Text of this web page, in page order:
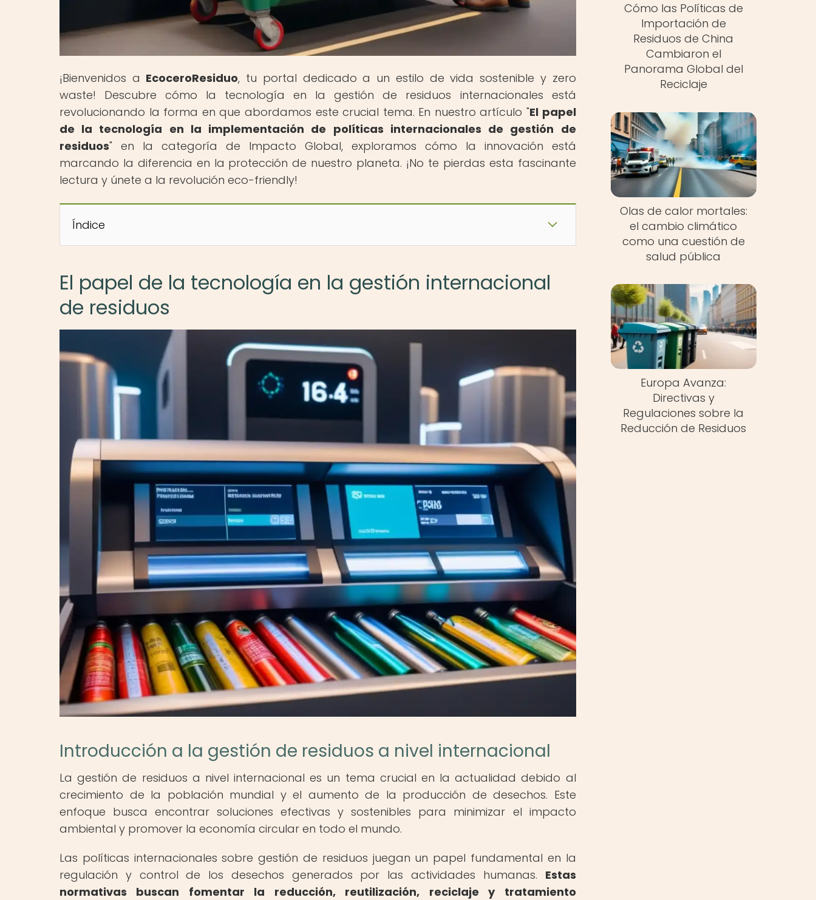
¡Bienvenidos a EcoceroResiduo, tu portal dedicado a un estilo de vida sostenible y zero
waste! Descubre cómo la tecnología en la gestión de residuos internacionales está
revolucionando la forma en que abordamos este crucial tema. En nuestro artículo "El papel
de la tecnología en la implementación de políticas internacionales de gestión de
residuos" en la categoría de Impacto Global, exploramos cómo la innovación está
marcando la diferencia en la protección de nuestro planeta. ¡No te pierdas esta fascinante
lectura y únete a la revolución eco-friendly!
Índice
El papel de la tecnología en la gestión internacional
de residuos
Introducción a la gestión de residuos a nivel internacional
La gestión de residuos a nivel internacional es un tema crucial en la actualidad debido al
crecimiento de la población mundial y el aumento de la producción de desechos. Este
enfoque busca encontrar soluciones efectivas y sostenibles para minimizar el impacto
ambiental y promover la economía circular en todo el mundo.
Las políticas internacionales sobre gestión de residuos juegan un papel fundamental en la
regulación y control de los desechos generados por las actividades humanas. Estas
normativas buscan fomentar la reducción, reutilización, reciclaje y tratamiento
Cómo las Políticas de
Importación de
Residuos de China
Cambiaron el
Panorama Global del
Reciclaje
Olas de calor mortales:
el cambio climático
como una cuestión de
salud pública
Europa Avanza:
Directivas y
Regulaciones sobre la
Reducción de Residuos